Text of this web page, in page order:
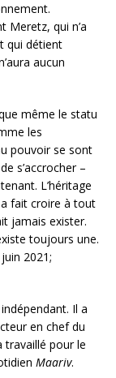
Meretz, qui n’a
qui détient
aucun
même le statu
les
pouvoir se sont
s’accrocher –
L’héritage
fait croire à tout
jamais exister.
toujours une.
2021;
Il a
en chef du
travaillé pour le
Maariv.